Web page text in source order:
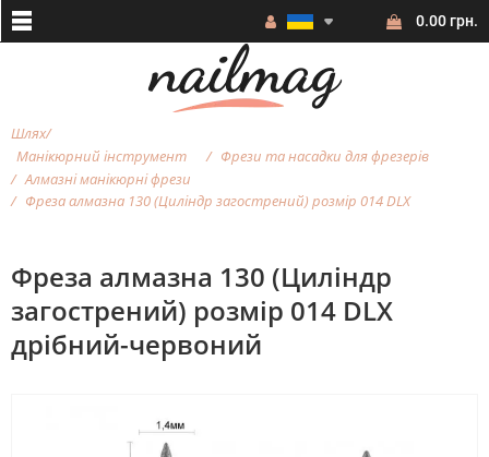
0.00 грн.
Шлях
Манікюрний інструмент
Фрези та насадки для фрезерiв
Алмазні манікюрні фрези
Фреза алмазна 130 (Циліндр загострений) розмір 014 DLX
Фреза алмазна 130 (Циліндр
загострений) розмір 014 DLX
дрібний-червоний